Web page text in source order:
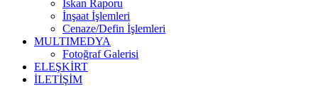
İskan Raporu
İnşaat İşlemleri
Cenaze/Defin İşlemleri
MULTIMEDYA
Fotoğraf Galerisi
ELEŞKİRT
İLETİŞİM